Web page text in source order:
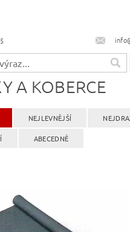
A KOBERCE
NEJLEVNĚJŠÍ
ABECEDNĚ